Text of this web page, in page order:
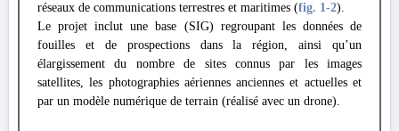
réseaux de communications terrestres et maritimes (fig. 1-2).
Le projet inclut une base (SIG) regroupant les données de
fouilles et de prospections dans la région, ainsi qu’un
élargissement du nombre de sites connus par les images
satellites, les photographies aériennes anciennes et actuelles et
par un modèle numérique de terrain (réalisé avec un drone).